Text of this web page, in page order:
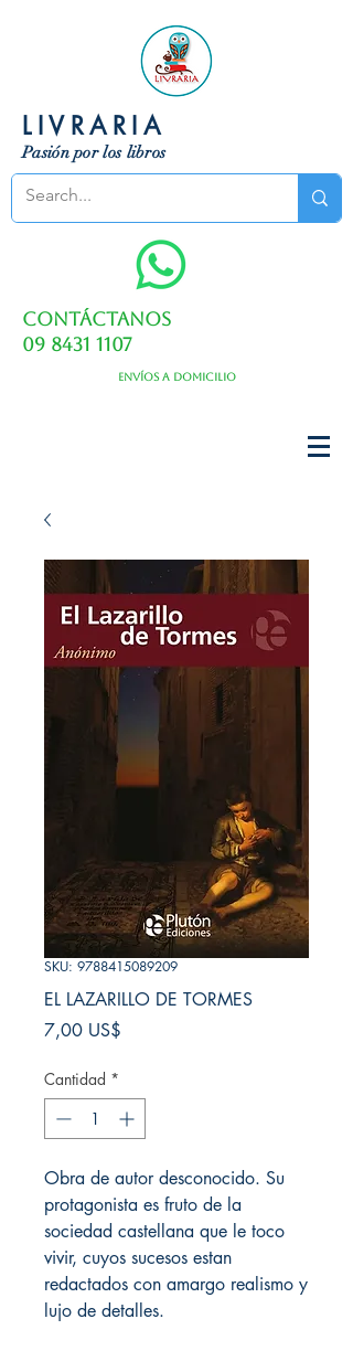
LIVRARIA
Pasión por los libros
Contáctanos
09 8431 1107
Envíos a domicilio
SKU: 9788415089209
EL LAZARILLO DE TORMES
7,00 US$
Cantidad *
Obra de autor desconocido. Su
protagonista es fruto de la
sociedad castellana que le toco
vivir, cuyos sucesos estan
redactados con amargo realismo y
lujo de detalles.